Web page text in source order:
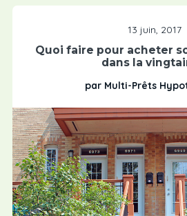
13 juin, 2017
Quoi faire pour acheter
dans la
par Multi-Prêts